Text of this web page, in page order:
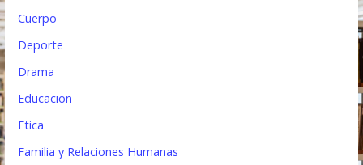
Cuerpo
Deporte
Drama
Educacion
Etica
Familia y Relaciones Humanas